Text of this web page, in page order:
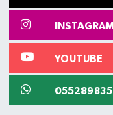
INSTAGRAM
YOUTUBE